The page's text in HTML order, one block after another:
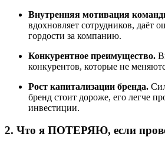
Внутренняя мотивация
вдохновляет сотрудников, даёт
гордости за компанию.
Конкурентное преимущество.
конкурентов, которые не
Рост капитализации бренда.
бренд стоит дороже, его легче
инвестиции.
2. Что я ПОТЕРЯЮ, если